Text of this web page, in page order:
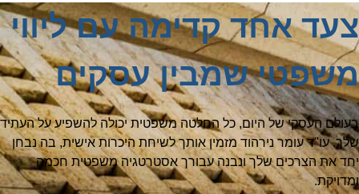
צעד אחד קדימה עם ליווי
משפטי שמבין עסקים
בעולם העסקי של היום, כל החלטה משפטית יכולה להשפיע על העתיד
שלך. עו"ד עומר נירהוד מזמין אותך לשיחת היכרות אישית, בה נבחן
יחד את הצרכים שלך ונבנה עבורך אסטרטגיה משפטית חכמה
ומדויקת.